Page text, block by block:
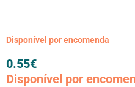
Disponível por encomenda
0.55€
Disponível por